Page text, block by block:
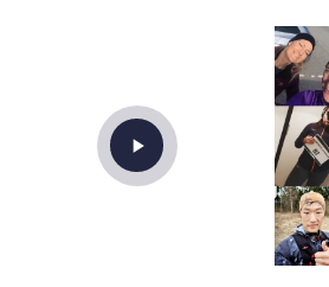
play_arrow